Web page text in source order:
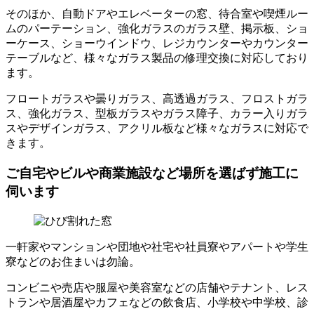
そのほか、自動ドアやエレベーターの窓、待合室や喫煙ルー
ムのパーテーション、強化ガラスのガラス壁、掲示板、ショ
ーケース、ショーウインドウ、レジカウンターやカウンター
テーブルなど、様々なガラス製品の修理交換に対応しており
ます。
フロートガラスや曇りガラス、高透過ガラス、フロストガラ
ス、強化ガラス、型板ガラスやガラス障子、カラー入りガラ
スやデザインガラス、アクリル板など様々なガラスに対応で
きます。
ご自宅やビルや商業施設など場所を選ばず施工に
伺います
一軒家やマンションや団地や社宅や社員寮やアパートや学生
寮などのお住まいは勿論。
コンビニや売店や服屋や美容室などの店舗やテナント、レス
トランや居酒屋やカフェなどの飲食店、小学校や中学校、診